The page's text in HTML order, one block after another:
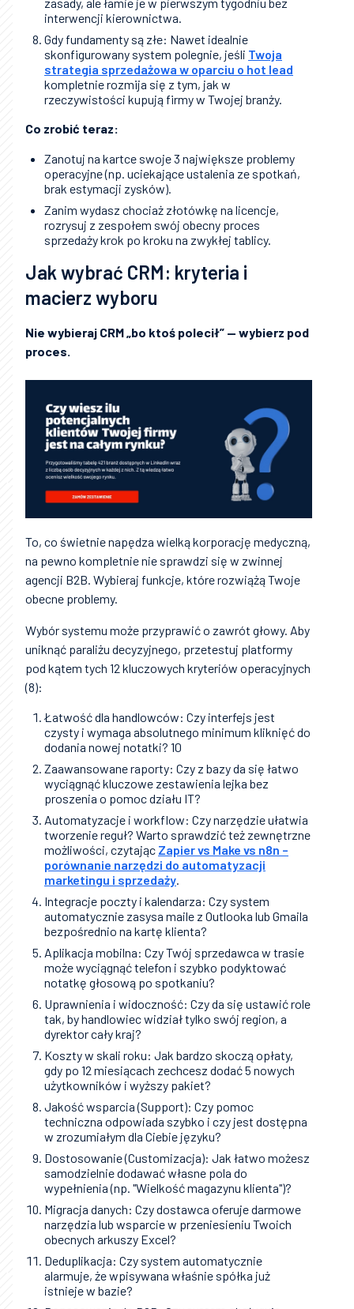
zasady, ale łamie je w pierwszym tygodniu bez
interwencji kierownictwa.
Gdy fundamenty są złe: Nawet idealnie
skonfigurowany system polegnie, jeśli Twoja
strategia sprzedażowa w oparciu o hot lead
kompletnie rozmija się z tym, jak w
rzeczywistości kupują firmy w Twojej branży.
Co zrobić teraz:
Zanotuj na kartce swoje 3 największe problemy
operacyjne (np. uciekające ustalenia ze spotkań,
brak estymacji zysków).
Zanim wydasz chociaż złotówkę na licencje,
rozrysuj z zespołem swój obecny proces
sprzedaży krok po kroku na zwykłej tablicy.
Jak wybrać CRM: kryteria i
macierz wyboru
Nie wybieraj CRM „bo ktoś polecił” — wybierz pod
proces.
To, co świetnie napędza wielką korporację medyczną,
na pewno kompletnie nie sprawdzi się w zwinnej
agencji B2B. Wybieraj funkcje, które rozwiążą Twoje
obecne problemy.
Wybór systemu może przyprawić o zawrót głowy. Aby
uniknąć paraliżu decyzyjnego, przetestuj platformy
pod kątem tych 12 kluczowych kryteriów operacyjnych
(8):
Łatwość dla handlowców: Czy interfejs jest
czysty i wymaga absolutnego minimum kliknięć do
dodania nowej notatki? 10
Zaawansowane raporty: Czy z bazy da się łatwo
wyciągnąć kluczowe zestawienia lejka bez
proszenia o pomoc działu IT?
Automatyzacje i workflow: Czy narzędzie ułatwia
tworzenie reguł? Warto sprawdzić też zewnętrzne
możliwości, czytając Zapier vs Make vs n8n –
porównanie narzędzi do automatyzacji
marketingu i sprzedaży.
Integracje poczty i kalendarza: Czy system
automatycznie zasysa maile z Outlooka lub Gmaila
bezpośrednio na kartę klienta?
Aplikacja mobilna: Czy Twój sprzedawca w trasie
może wyciągnąć telefon i szybko podyktować
notatkę głosową po spotkaniu?
Uprawnienia i widoczność: Czy da się ustawić role
tak, by handlowiec widział tylko swój region, a
dyrektor cały kraj?
Koszty w skali roku: Jak bardzo skoczą opłaty,
gdy po 12 miesiącach zechcesz dodać 5 nowych
użytkowników i wyższy pakiet?
Jakość wsparcia (Support): Czy pomoc
techniczna odpowiada szybko i czy jest dostępna
w zrozumiałym dla Ciebie języku?
Dostosowanie (Customizacja): Jak łatwo możesz
samodzielnie dodawać własne pola do
wypełnienia (np. "Wielkość magazynu klienta")?
Migracja danych: Czy dostawca oferuje darmowe
narzędzia lub wsparcie w przeniesieniu Twoich
obecnych arkuszy Excel?
Deduplikacja: Czy system automatycznie
alarmuje, że wpisywana właśnie spółka już
istnieje w bazie?